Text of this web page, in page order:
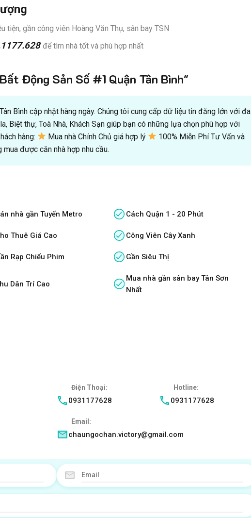
tiện, gần công viên Hoàng Văn Thụ, sân bay TSN
để tìm nhà tốt và phù hợp nhất
Động Sản Số #1 Quận Tân Bình"
Bình cập nhật hàng ngày. Chúng tôi cung cấp dữ liệu tin đăng lớn với đa
Biệt thự, Toà Nhà, Khách Sạn giúp bạn có những lựa chọn phù hợp với
hàng:
Mua nhà Chính Chủ giá hợp lý
100% Miễn Phí Tư Vấn và
mua được căn nhà hợp nhu cầu.
nhà gần Tuyến Metro Cách Quận 1 - 20 Phút
Thuê Giá Cao Công Viên Cây Xanh
Rạp Chiếu Phim Gần Siêu Thị
Dân Trí Cao
Mua nhà gần sân bay Tân Sơn
Nhất
Điện Thoại:
0931177628
Hotline:
0931177628
Email:
chaungochan.victory@gmail.com